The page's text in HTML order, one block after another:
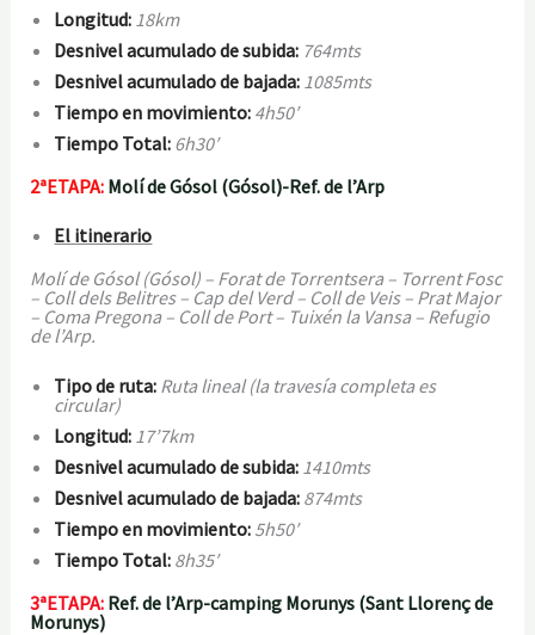
Longitud: 18km
Desnivel acumulado de subida: 764mts
Desnivel acumulado de bajada: 1085mts
Tiempo en movimiento: 4h50′
Tiempo Total: 6h30′
2ªETAPA: Molí de Gósol (Gósol)-Ref. de l’Arp
El itinerario
Molí de Gósol (Gósol) – Forat de Torrentsera – Torrent Fosc
– Coll dels Belitres – Cap del Verd – Coll de Veis – Prat Major
– Coma Pregona – Coll de Port – Tuixén la Vansa – Refugio
de l’Arp.
Tipo de ruta: Ruta lineal (la travesía completa es
circular)
Longitud: 17’7km
Desnivel acumulado de subida: 1410mts
Desnivel acumulado de bajada: 874mts
Tiempo en movimiento: 5h50′
Tiempo Total: 8h35′
3ªETAPA: Ref. de l’Arp-camping Morunys (Sant Llorenç de
Morunys)